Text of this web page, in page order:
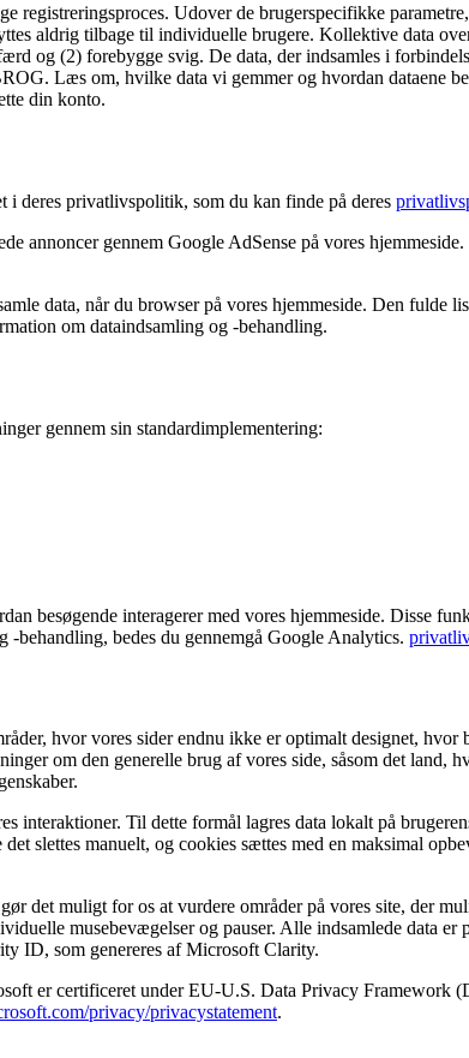
Udover de brugerspecifikke
aldrig tilbage til individuelle brugere. Kollektive data
og (2) forebygge svig. De data, der indsamles i
Læs om, hvilke data vi gemmer og hvordan dataene
din konto.
deres privatlivspolitik, som du kan finde på deres
gennem Google AdSense på vores
data, når du browser på vores hjemmeside. Den fulde
om dataindsamling og -behandling.
gennem sin standardimplementering:
besøgende interagerer med vores hjemmeside. Disse
behandling, bedes du gennemgå Google Analytics.
hvor vores sider endnu ikke er optimalt designet, hvor
om den generelle brug af vores side, såsom det land,
Til dette formål lagres data lokalt på
slettes manuelt, og cookies sættes med en maksimal
det muligt for os at vurdere områder på vores site, der
musebevægelser og pauser. Alle indsamlede data er
ID, som genereres af Microsoft Clarity.
er certificeret under EU-U.S. Data Privacy Framework
privacy/privacystatement.